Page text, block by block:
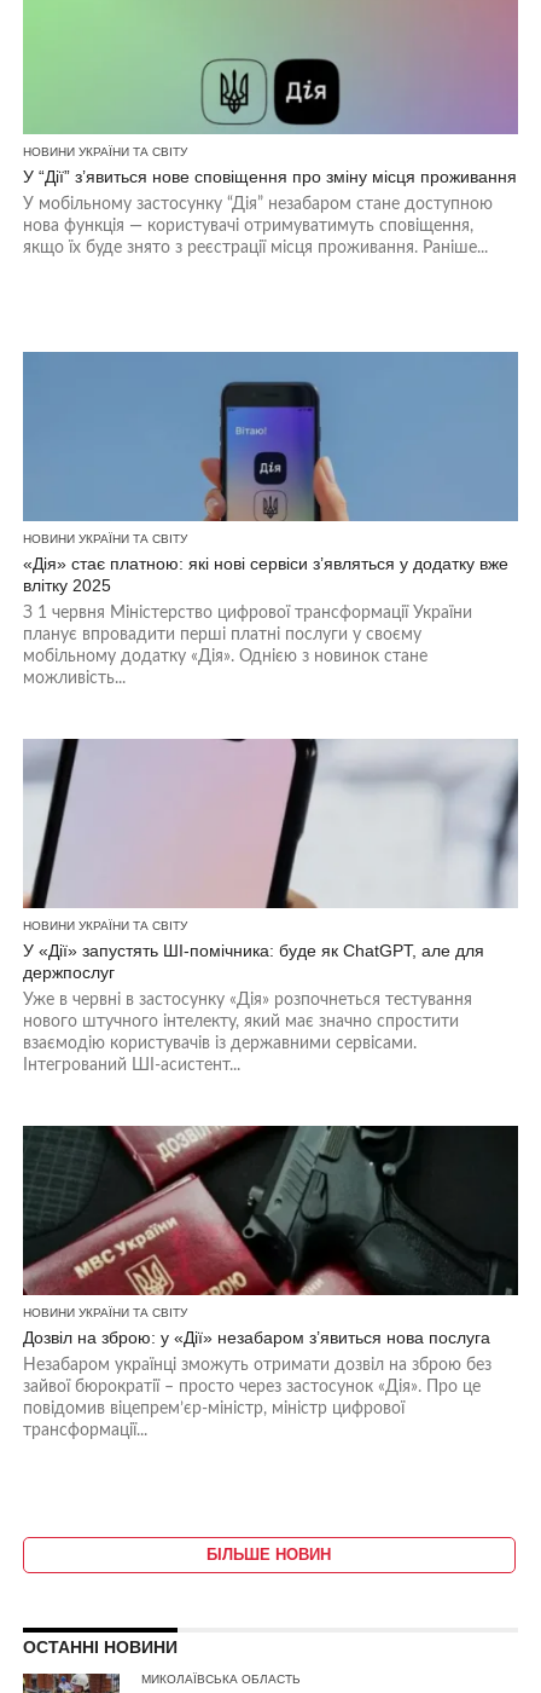
НОВИНИ УКРАЇНИ ТА СВІТУ
У “Дії” з’явиться нове сповіщення про зміну місця проживання
У мобільному застосунку “Дія” незабаром стане доступною
нова функція — користувачі отримуватимуть сповіщення,
якщо їх буде знято з реєстрації місця проживання. Раніше...
НОВИНИ УКРАЇНИ ТА СВІТУ
«Дія» стає платною: які нові сервіси з’являться у додатку вже
влітку 2025
З 1 червня Міністерство цифрової трансформації України
планує впровадити перші платні послуги у своєму
мобільному додатку «Дія». Однією з новинок стане
можливість...
НОВИНИ УКРАЇНИ ТА СВІТУ
У «Дії» запустять ШІ-помічника: буде як ChatGPT, але для
держпослуг
Уже в червні в застосунку «Дія» розпочнеться тестування
нового штучного інтелекту, який має значно спростити
взаємодію користувачів із державними сервісами.
Інтегрований ШІ-асистент...
НОВИНИ УКРАЇНИ ТА СВІТУ
Дозвіл на зброю: у «Дії» незабаром з’явиться нова послуга
Незабаром українці зможуть отримати дозвіл на зброю без
зайвої бюрократії – просто через застосунок «Дія». Про це
повідомив віцепрем’єр-міністр, міністр цифрової
трансформації...
БІЛЬШЕ НОВИН
ОСТАННІ НОВИНИ
МИКОЛАЇВСЬКА ОБЛАСТЬ